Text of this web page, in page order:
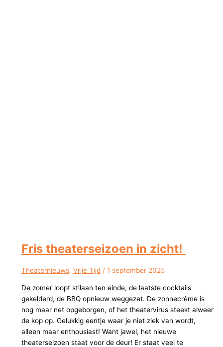
Fris theaterseizoen in zicht!
Theaternieuws, Vrije Tijd/ 1 september 2025
De zomer loopt stilaan ten einde, de laatste cocktails
gekelderd, de BBQ opnieuw weggezet. De zonnecrème is
nog maar net opgeborgen, of het theatervirus steekt alweer
de kop op. Gelukkig eentje waar je niet ziek van wordt,
alleen maar enthousiast! Want jawel, het nieuwe
theaterseizoen staat voor de deur! Er staat veel te